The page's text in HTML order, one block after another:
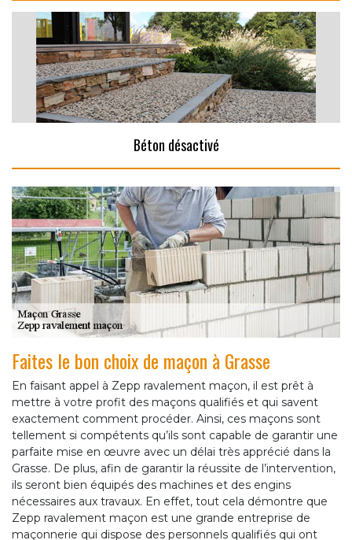
Béton désactivé
Faites le bon choix de maçon à Grasse
En faisant appel à Zepp ravalement maçon, il est prêt à
mettre à votre profit des maçons qualifiés et qui savent
exactement comment procéder. Ainsi, ces maçons sont
tellement si compétents qu’ils sont capable de garantir une
parfaite mise en œuvre avec un délai très apprécié dans la
Grasse. De plus, afin de garantir la réussite de l’intervention,
ils seront bien équipés des machines et des engins
nécessaires aux travaux. En effet, tout cela démontre que
Zepp ravalement maçon est une grande entreprise de
maçonnerie qui dispose des personnels qualifiés qui ont